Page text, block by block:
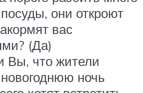
они откроют
вас
(Да)
Вы, что жители
ночь